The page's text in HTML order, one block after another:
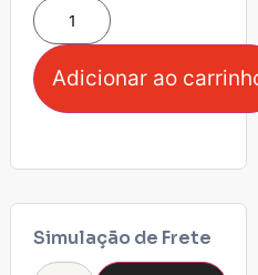
Adicionar ao
Simulação de Frete